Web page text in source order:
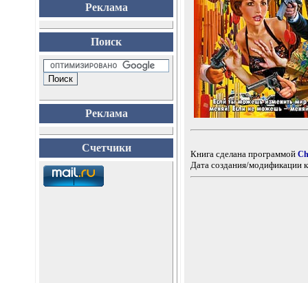
Реклама
Поиск
Реклама
Счетчики
Книга сделана программой
Дата создания/модификации